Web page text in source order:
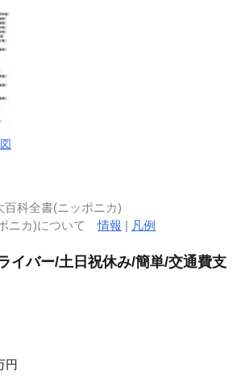
科全書(ニッポニカ)
ニカ)について情報 | 凡例
イバー/土日祝休み/簡単/交通費支
円